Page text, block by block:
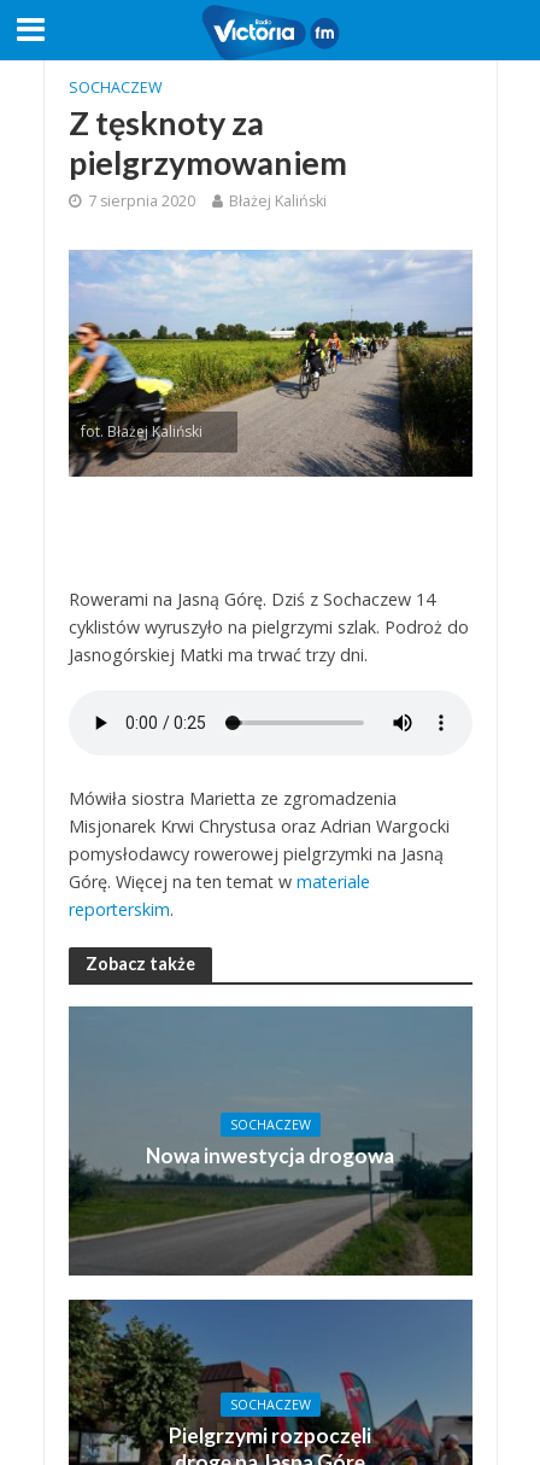
SOCHACZEW
Z tęsknoty za
pielgrzymowaniem
7 sierpnia 2020 Błażej Kaliński
fot. Błażej Kaliński
Rowerami na Jasną Górę. Dziś z Sochaczew 14
cyklistów wyruszyło na pielgrzymi szlak. Podroż do
Jasnogórskiej Matki ma trwać trzy dni.
Mówiła siostra Marietta ze zgromadzenia
Misjonarek Krwi Chrystusa oraz Adrian Wargocki
pomysłodawcy rowerowej pielgrzymki na Jasną
Górę. Więcej na ten temat w materiale
reporterskim.
Zobacz także
SOCHACZEW
Nowa inwestycja drogowa
SOCHACZEW
Pielgrzymi rozpoczęli